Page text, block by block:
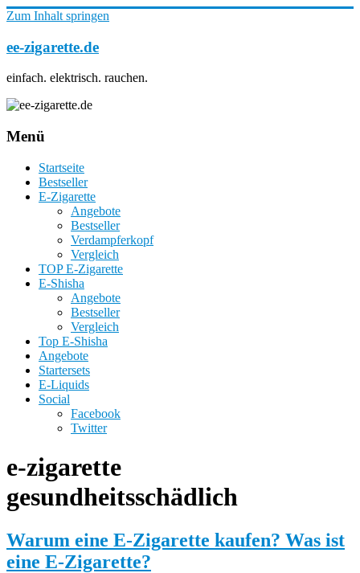
Zum Inhalt springen
ee-zigarette.de
einfach. elektrisch. rauchen.
Menü
Startseite
Bestseller
E-Zigarette
Angebote
Bestseller
Verdampferkopf
Vergleich
TOP E-Zigarette
E-Shisha
Angebote
Bestseller
Vergleich
Top E-Shisha
Angebote
Startersets
E-Liquids
Social
Facebook
Twitter
e-zigarette
gesundheitsschädlich
Warum eine E-Zigarette kaufen? Was ist
eine E-Zigarette?